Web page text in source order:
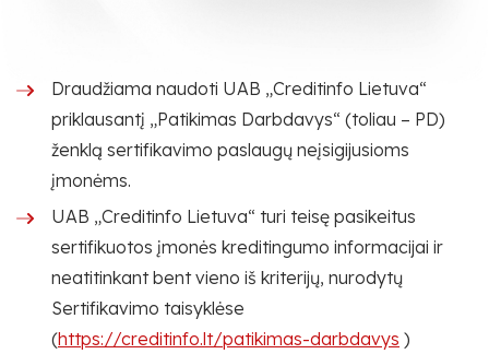
Draudžiama naudoti UAB „Creditinfo Lietuva“
priklausantį „Patikimas Darbdavys“ (toliau – PD)
ženklą sertifikavimo paslaugų neįsigijusioms
įmonėms.
UAB „Creditinfo Lietuva“ turi teisę pasikeitus
sertifikuotos įmonės kreditingumo informacijai ir
neatitinkant bent vieno iš kriterijų, nurodytų
Sertifikavimo taisyklėse
(https://creditinfo.lt/patikimas-darbdavys )